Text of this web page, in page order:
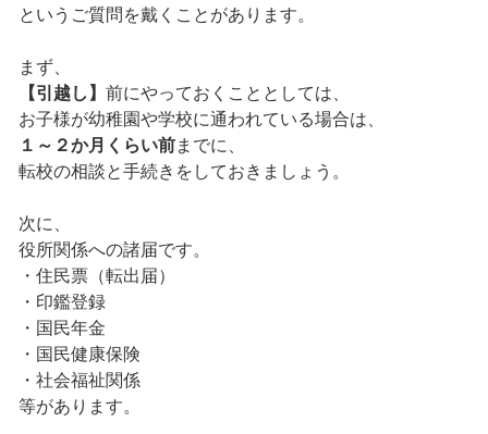
というご質問を戴くことがあります。
まず、
【引越し】 前にやっておくこととしては、
お子様が幼稚園や学校に通われている場合は、
１～２か月くらい前までに、
転校の相談と手続きをしておきましょう。
次に、
役所関係への諸届です。
・住民票（転出届）
・印鑑登録
・国民年金
・国民健康保険
・社会福祉関係
等があります。